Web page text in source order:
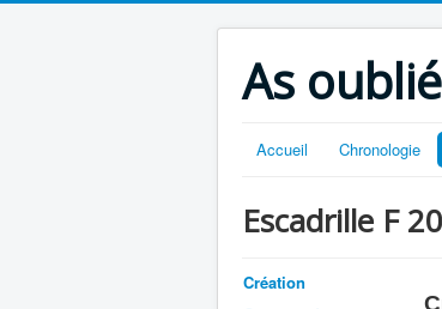
As
Accueil Chronologie
Escadrille F
Création